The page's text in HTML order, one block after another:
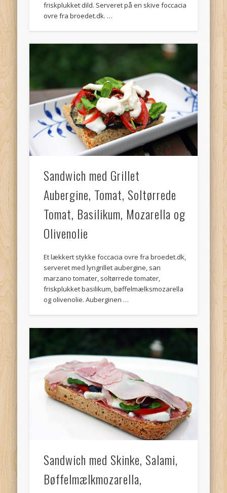
friskplukket dild. Serveret på en skive foccacia
ovre fra broedet.dk. …
Sandwich med Grillet
Aubergine, Tomat, Soltørrede
Tomat, Basilikum, Mozarella og
Olivenolie
Et lækkert stykke foccacia ovre fra broedet.dk,
serveret med lyngrillet aubergine, san
marzano tomater, soltørrede tomater,
friskplukket basilikum, bøffelmælksmozarella
og olivenolie. Auberginen …
Sandwich med Skinke, Salami,
Bøffelmælkmozarella,